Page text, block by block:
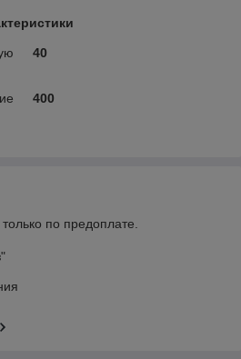
40
400
по предоплате.